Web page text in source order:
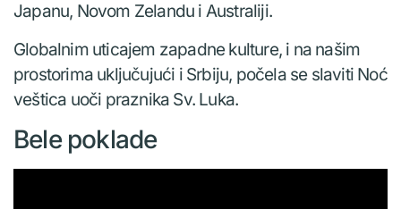
Japanu, Novom Zelandu i Australiji.
Globalnim uticajem zapadne kulture, i na našim
prostorima uključujući i Srbiju, počela se slaviti Noć
veštica uoči praznika Sv. Luka.
Bele poklade